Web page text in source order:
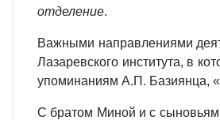
отделение.
Важными направлениями
Лазаревского института, в
упоминаниям А.П. Базиянца,
С братом Миной и с